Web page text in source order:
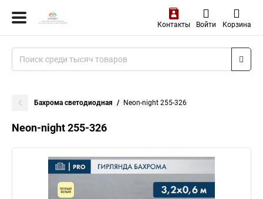
Контакты Войти Корзина
Бахрома светодиодная Neon-night 255-326
Neon-night 255-326